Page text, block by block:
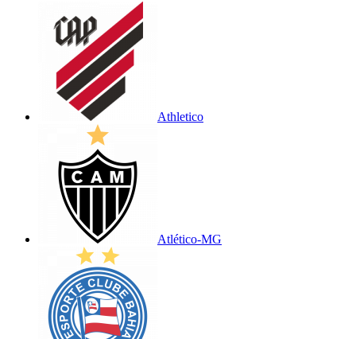
Athletico
Atlético-MG